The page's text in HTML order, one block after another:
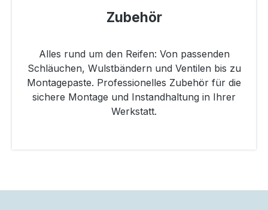
Zubehör
Alles rund um den Reifen: Von passenden
Schläuchen, Wulstbändern und Ventilen bis zu
Montagepaste. Professionelles Zubehör für die
sichere Montage und Instandhaltung in Ihrer
Werkstatt.